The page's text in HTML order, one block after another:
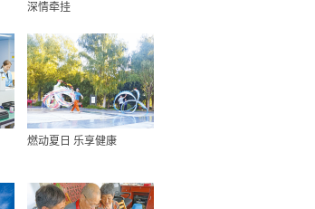
深情牵挂
燃动夏日 乐享健康